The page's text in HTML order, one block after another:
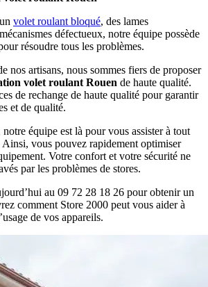
volet roulant bloqué, des lames
défectueux, notre équipe possède
résoudre tous les problèmes.
nos artisans, nous sommes fiers de proposer
volet roulant Rouen de haute qualité.
de rechange de haute qualité pour garantir
et de qualité.
équipe est là pour vous assister à tout
vous pouvez rapidement optimiser
Votre confort et votre sécurité ne
par les problèmes de stores.
au 09 72 28 18 26 pour obtenir un
comment Store 2000 peut vous aider à
de vos appareils.